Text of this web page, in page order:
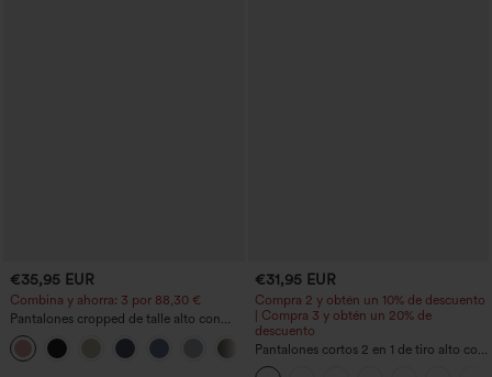
€35,95 EUR
Combina y ahorra: 3 por 88,30 €
Pantalones cropped de talle alto con
bolsillos con cremallera y efecto lino
+7
€31,95 EUR
Compra 2 y obtén un 10% de descuento
| Compra 3 y obtén un 20% de
descuento
Pantalones cortos 2 en 1 de tiro alto con
bolsillo interior y trasero